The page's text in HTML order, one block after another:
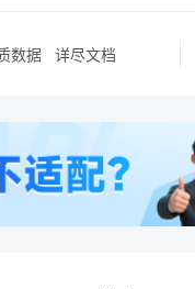
数据 详尽文档